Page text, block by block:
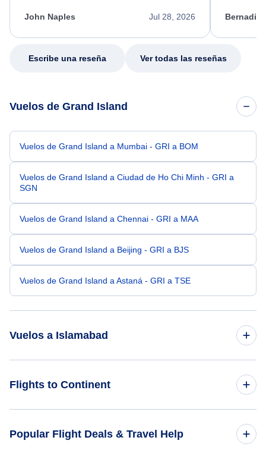
appreciate her excellent service.
Jul 28, 2026
John Naples
my issue.
Escribe una reseña Ver todas las reseñas
Vuelos de Grand Island
Vuelos de Grand Island a Mumbai - GRI a BOM
Vuelos de Grand Island a Ciudad de Ho Chi Minh - GRI a
SGN
Vuelos de Grand Island a Chennai - GRI a MAA
Vuelos de Grand Island a Beijing - GRI a BJS
Vuelos de Grand Island a Astaná - GRI a TSE
Vuelos a Islamabad
Vuelos de Gillette a Islamabad - GCC a ISB
Flights to Continent
Popular Flight Deals & Travel Help